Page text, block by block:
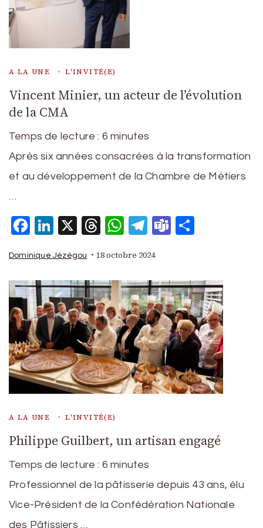
A LA UNE L'INVITÉ(E)
Vincent Minier, un acteur de l’évolution
de la CMA
Temps de lecture : 6 minutes
Après six années consacrées à la transformation
et au développement de la Chambre de Métiers
…
Facebook
LinkedIn
X Threads
WhatsApp
Telegram
Teams
Dominique Jézégou 18 octobre 2024
A LA UNE L'INVITÉ(E)
Philippe Guilbert, un artisan engagé
Temps de lecture : 6 minutes
Professionnel de la pâtisserie depuis 43 ans, élu
Vice-Président de la Confédération Nationale
des Pâtissiers …